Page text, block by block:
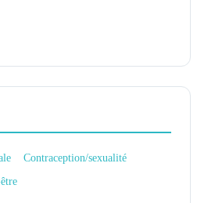
Contraception/sexualité